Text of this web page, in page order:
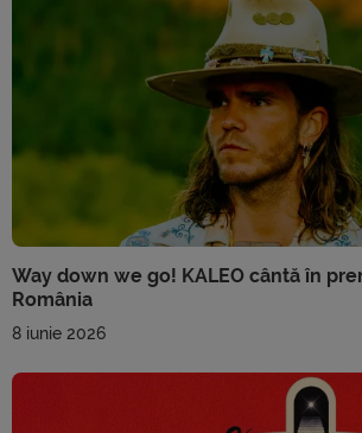
Way down we go! KALEO cântă în
România
8 iunie 2026